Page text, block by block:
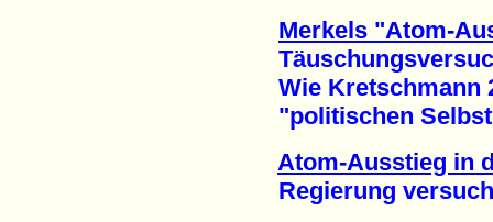
Merkels "Atom-
Wie Kretschmann
"politischen
Atom-Ausstieg in
Regierung versucht